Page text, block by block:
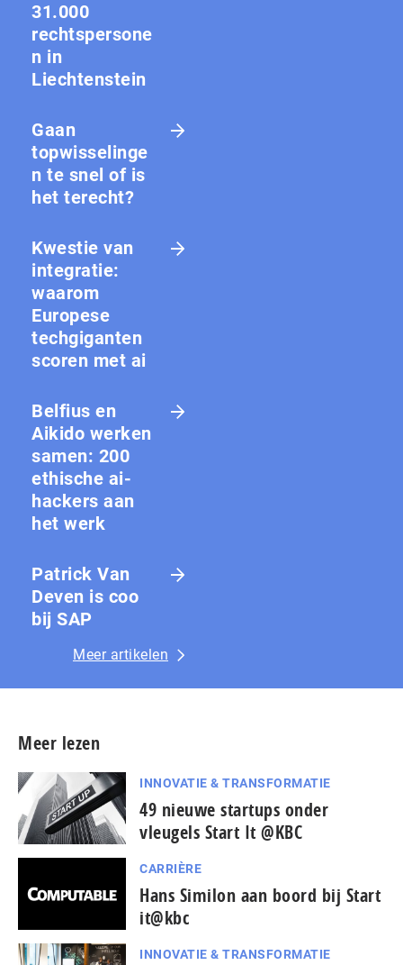
31.000
rechtspersone
n in
Liechtenstein
Gaan
topwisselinge
n te snel of is
het terecht?
Kwestie van
integratie:
waarom
Europese
techgiganten
scoren met ai
Belfius en
Aikido werken
samen: 200
ethische ai-
hackers aan
het werk
Patrick Van
Deven is coo
bij SAP
Meer artikelen
Meer lezen
INNOVATIE & TRANSFORMATIE
49 nieuwe startups onder
vleugels Start It @KBC
CARRIÈRE
Hans Similon aan boord bij Start
it@kbc
INNOVATIE & TRANSFORMATIE